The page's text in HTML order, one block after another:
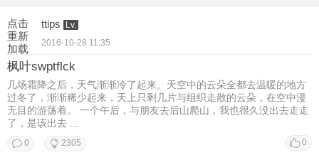
点击
重新
加载
ttips
Lv.
2016-10-28 11:35
枫叶swptflck
几场霜降之后，天气渐渐冷了起来。天空中的云朵全都去温暖的地方
过冬了，渐渐稀少起来，天上只剩几片与组织走散的云朵，在空中漫
无目的游荡着。 一个午后，与朋友去后山爬山，我也很久没出去走走
了，是该出去 ...
0
0 2305